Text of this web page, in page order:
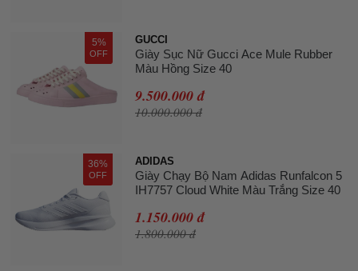
5%
OFF
GUCCI
Giày Sục Nữ Gucci Ace Mule Rubber
Màu Hồng Size 40
9.500.000 đ
10.000.000 đ
36%
OFF
ADIDAS
Giày Chạy Bộ Nam Adidas Runfalcon 5
IH7757 Cloud White Màu Trắng Size 40
1.150.000 đ
1.800.000 đ